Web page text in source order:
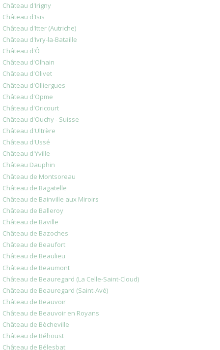
Château d'Irigny
Château d'Isis
Château d'Itter (Autriche)
Château d'Ivry-la-Bataille
Château d'Ô
Château d'Olhain
Château d'Olivet
Château d'Olliergues
Château d'Opme
Château d'Oricourt
Château d'Ouchy - Suisse
Château d'Ultrère
Château d'Ussé
Château d'Yville
Château Dauphin
Château de Montsoreau
Château de Bagatelle
Château de Bainville aux Miroirs
Château de Balleroy
Château de Baville
Château de Bazoches
Château de Beaufort
Château de Beaulieu
Château de Beaumont
Château de Beauregard (La Celle-Saint-Cloud)
Château de Beauregard (Saint-Avé)
Château de Beauvoir
Château de Beauvoir en Royans
Château de Bècheville
Château de Béhoust
Château de Bélesbat